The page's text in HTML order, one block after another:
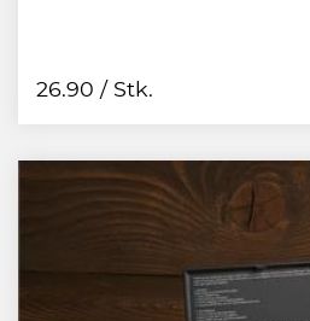
26.90 / Stk.